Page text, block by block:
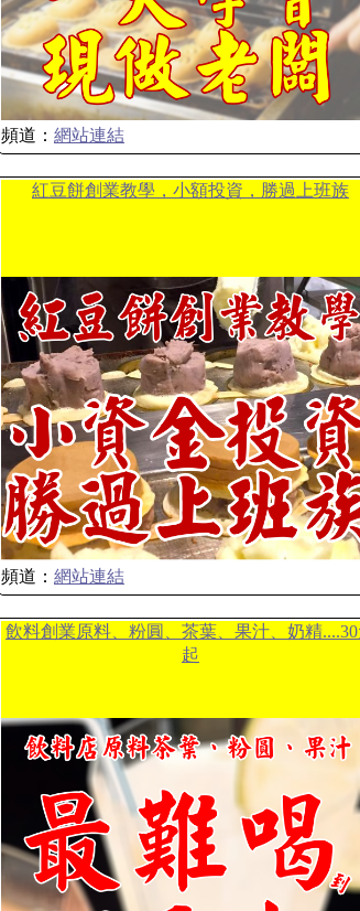
頻道： 網站連結
紅豆餅創業教學，小額投資，勝過上班族
頻道： 網站連結
飲料創業原料、粉圓、茶葉、果汁、奶精
起